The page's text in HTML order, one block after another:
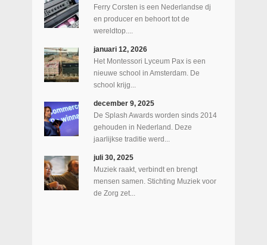
Ferry Corsten is een Nederlandse dj
en producer en behoort tot de
wereldtop....
januari 12, 2026
Het Montessori Lyceum Pax is een
nieuwe school in Amsterdam. De
school krijg...
december 9, 2025
De Splash Awards worden sinds 2014
gehouden in Nederland. Deze
jaarlijkse traditie werd...
juli 30, 2025
Muziek raakt, verbindt en brengt
mensen samen. Stichting Muziek voor
de Zorg zet...